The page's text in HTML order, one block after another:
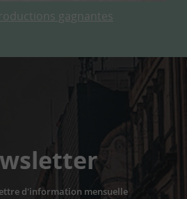
gagnantes
d'information mensuelle